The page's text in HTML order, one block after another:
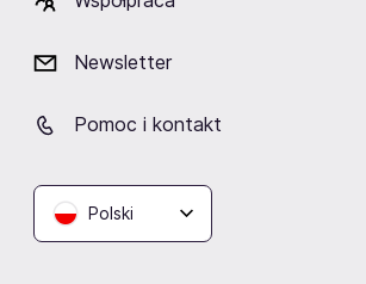
Newsletter
Pomoc i kontakt
Polski
warto Gliwicki Festiwal
Johansena, Hirundo Marisa, Łukasza
Bilety do Kina Amokna to
Aby móc uczestniczyć w eventach
Kinie Amoknależy mieć przy sobie
Wydarzenia cieszą się dużym